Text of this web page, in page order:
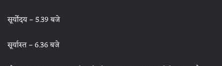
सूर्योदय – 5.39 बजे
सूर्यास्त – 6.36 बजे